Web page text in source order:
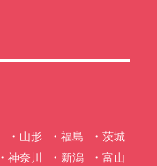
山形 福島
茨城
神奈川 新潟
富山